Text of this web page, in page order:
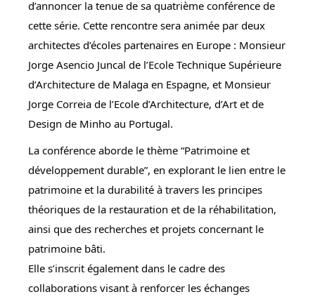
d’annoncer la tenue de sa quatrième conférence de
cette série. Cette rencontre sera animée par deux
architectes d’écoles partenaires en Europe : Monsieur
Jorge Asencio Juncal de l’Ecole Technique Supérieure
d’Architecture de Malaga en Espagne, et Monsieur
Jorge Correia de l’Ecole d’Architecture, d’Art et de
Design de Minho au Portugal.
La conférence aborde le thème “Patrimoine et
développement durable”, en explorant le lien entre le
patrimoine et la durabilité à travers les principes
théoriques de la restauration et de la réhabilitation,
ainsi que des recherches et projets concernant le
patrimoine bâti.
Elle s’inscrit également dans le cadre des
collaborations visant à renforcer les échanges